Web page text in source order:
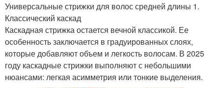
Универсальные стрижки для волос средней длины 1.
Классический каскад
Каскадная стрижка остается вечной классикой. Ее
особенность заключается в градуированных слоях,
которые добавляют объем и легкость волосам. В 2025
году каскадные стрижки выполняют с небольшими
нюансами: легкая асимметрия или тонкие выделения.